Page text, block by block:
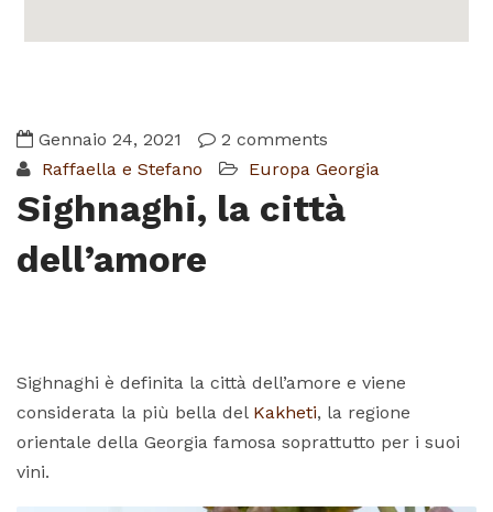
Gennaio 24, 2021
2 comments
Raffaella e Stefano
Europa Georgia
Sighnaghi, la città
dell’amore
Sighnaghi è definita la città dell’amore e viene
considerata la più bella del Kakheti, la regione
orientale della Georgia famosa soprattutto per i suoi
vini.